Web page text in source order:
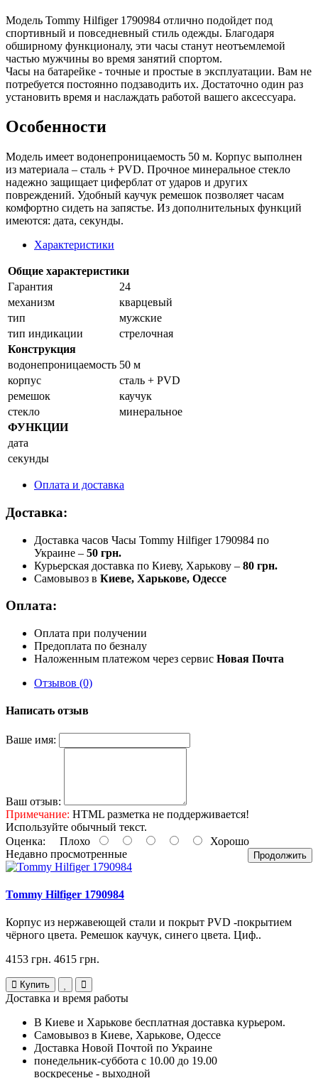
Модель Tommy Hilfiger 1790984 отлично подойдет под
спортивный и повседневный стиль одежды. Благодаря
обширному функционалу, эти часы станут неотъемлемой
частью мужчины во время занятий спортом.
Часы на батарейке - точные и простые в эксплуатации. Вам не
потребуется постоянно подзаводить их. Достаточно один раз
установить время и наслаждать работой вашего аксессуара.
Особенности
Модель имеет водонепроницаемость 50 м. Корпус выполнен
из материала – сталь + PVD. Прочное минеральное стекло
надежно защищает циферблат от ударов и других
повреждений. Удобный каучук ремешок позволяет часам
комфортно сидеть на запястье. Из дополнительных функций
имеются: дата, секунды.
Характеристики
Общие характеристики
Гарантия
24
механизм
кварцевый
тип
мужские
тип индикации
стрелочная
Конструкция
водонепроницаемость 50 м
корпус
сталь + PVD
ремешок
каучук
стекло
минеральное
ФУНКЦИИ
дата
секунды
Оплата и доставка
Доставка:
Доставка часов Часы Tommy Hilfiger 1790984 по
Украине – 50 грн.
Курьерская доставка по Киеву, Харькову – 80 грн.
Самовывоз в Киеве, Харькове, Одессе
Оплата:
Оплата при получении
Предоплата по безналу
Наложенным платежом через сервис Новая Почта
Отзывов (0)
Написать отзыв
Ваше имя:
Ваш отзыв:
Примечание: HTML разметка не поддерживается!
Используйте обычный текст.
Оценка: Плохо Хорошо
Продолжить
Недавно просмотренные
Tommy Hilfiger 1790984
Корпус из нержавеющей стали и покрыт PVD -покрытием
чёрного цвета. Ремешок каучук, синего цвета. Циф..
4153 грн. 4615 грн.
Купить
Доставка и время работы
В Киеве и Харькове бесплатная доставка курьером.
Самовывоз в Киеве, Харькове, Одессе
Доставка Новой Почтой по Украине
понедельник-суббота с 10.00 до 19.00
воскресенье - выходной